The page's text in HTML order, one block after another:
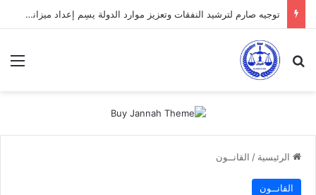
توجيه صارم لترشيد النفقات وتعزيز موارد الدولة يسِم إعداد ميزانية 2027
بحث عن
الرئيسية / القانــون
القانــون